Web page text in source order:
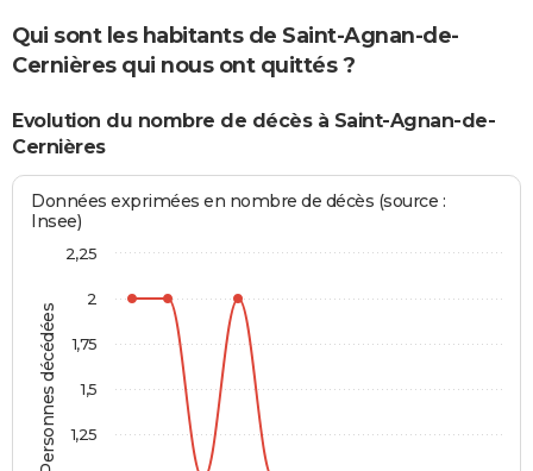
Qui sont les habitants de Saint-Agnan-de-
Cernières qui nous ont quittés ?
Evolution du nombre de décès à Saint-Agnan-de-
Cernières
Personnes décédées
Données exprimées en nombre de décès (source :
Insee)
1,25
1,5
1,75
2
2,25